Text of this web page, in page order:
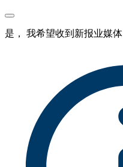
是， 我希望收到新报业媒体